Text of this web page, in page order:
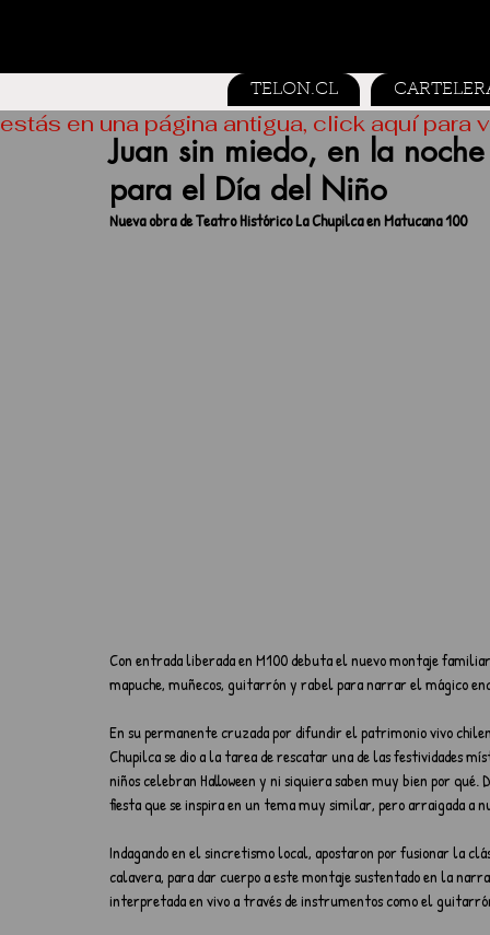
TELON.CL
Juan sin miedo, en la
para el Día del Niño
Nueva obra de Teatro Histórico La Chupilca en Matucana 100
​Con entrada liberada en M100 debuta el nuevo montaje
mapuche, muñecos, guitarrón y rabel para narrar el mágico
En su permanente cruzada por difundir el patrimonio vivo
Chupilca se dio a la tarea de rescatar una de las festividades
niños celebran Halloween y ni siquiera saben muy bien por
fiesta que se inspira en un tema muy similar, pero arraigada a
Indagando en el sincretismo local, apostaron por fusionar la
calavera, para dar cuerpo a este montaje sustentado en la
interpretada en vivo a través de instrumentos como el
estás en una página antigua, click aquí para